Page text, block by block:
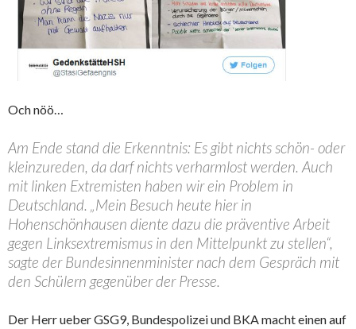
Och nöö…
Am Ende stand die Erkenntnis: Es gibt nichts schön- oder
kleinzureden, da darf nichts verharmlost werden. Auch
mit linken Extremisten haben wir ein Problem in
Deutschland. „Mein Besuch heute hier in
Hohenschönhausen diente dazu die präventive Arbeit
gegen Linksextremismus in den Mittelpunkt zu stellen“,
sagte der Bundesinnenminister nach dem Gespräch mit
den Schülern gegenüber der Presse.
Der Herr ueber GSG9, Bundespolizei und BKA macht einen auf